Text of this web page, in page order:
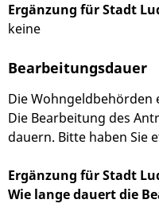
Ergänzung für Stadt
keine
Bearbeitungsdauer
Die Wohngeldbehörden
Die Bearbeitung des
dauern. Bitte haben Sie
Ergänzung für Stadt
Wie lange dauert die